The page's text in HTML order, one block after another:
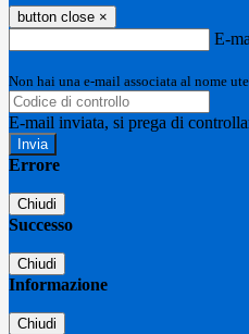
button close ×
E-
Non hai una e-mail associata al nome
E-mail inviata, si prega di
Errore
Chiudi
Successo
Chiudi
Informazione
Chiudi